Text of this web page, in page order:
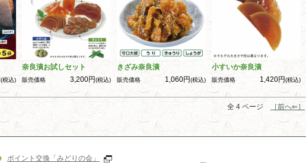
(税込)
奈良漬お試しセット
販売価格 3,200円(税込)
きざみ奈良漬
販売価格 1,060円(税込)
小すいか奈良漬
販売価格 1,420円(税込)
全 4 ページ ［前へ⇐］
ポイント交換「みどりの会」